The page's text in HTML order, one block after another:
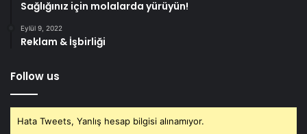
Sağlığınız için molalarda yürüyün!
Eylül 9, 2022
Reklam & İşbirliği
Follow us
Hata Tweets, Yanlış hesap bilgisi alınamıyor.